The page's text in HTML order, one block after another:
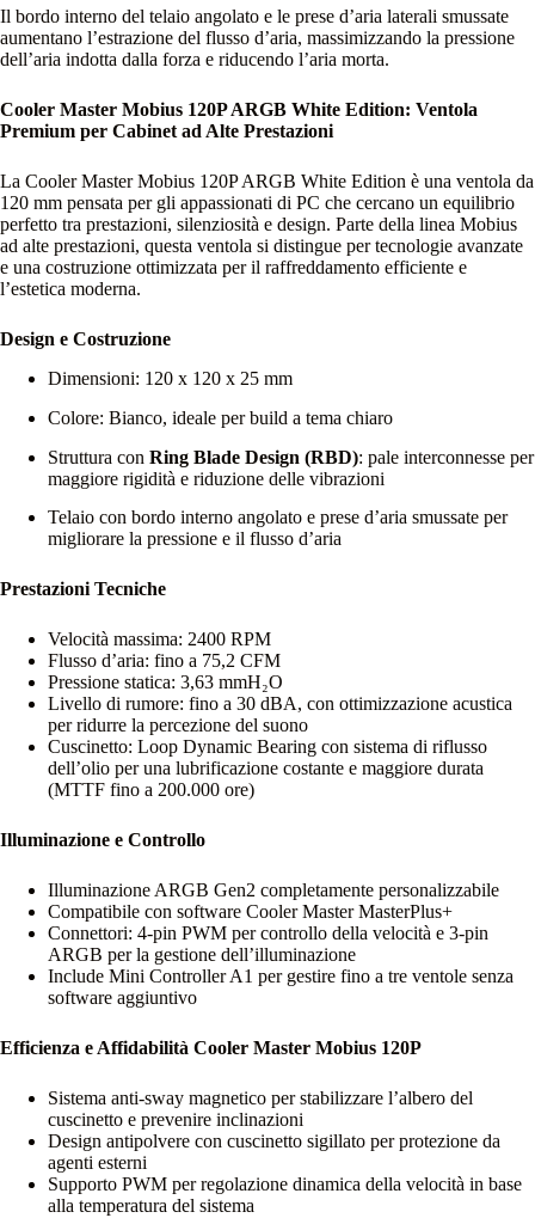
Il bordo interno del telaio angolato e le prese d’aria laterali smussate
aumentano l’estrazione del flusso d’aria, massimizzando la pressione
dell’aria indotta dalla forza e riducendo l’aria morta.
Cooler Master Mobius 120P ARGB White Edition: Ventola
Premium per Cabinet ad Alte Prestazioni
La Cooler Master Mobius 120P ARGB White Edition è una ventola da
120 mm pensata per gli appassionati di PC che cercano un equilibrio
perfetto tra prestazioni, silenziosità e design. Parte della linea Mobius
ad alte prestazioni, questa ventola si distingue per tecnologie avanzate
e una costruzione ottimizzata per il raffreddamento efficiente e
l’estetica moderna.
Design e Costruzione
Dimensioni: 120 x 120 x 25 mm
Colore: Bianco, ideale per build a tema chiaro
Struttura con Ring Blade Design (RBD): pale interconnesse per
maggiore rigidità e riduzione delle vibrazioni
Telaio con bordo interno angolato e prese d’aria smussate per
migliorare la pressione e il flusso d’aria
Prestazioni Tecniche
Velocità massima: 2400 RPM
Flusso d’aria: fino a 75,2 CFM
Pressione statica: 3,63 mmH₂O
Livello di rumore: fino a 30 dBA, con ottimizzazione acustica
per ridurre la percezione del suono
Cuscinetto: Loop Dynamic Bearing con sistema di riflusso
dell’olio per una lubrificazione costante e maggiore durata
(MTTF fino a 200.000 ore)
Illuminazione e Controllo
Illuminazione ARGB Gen2 completamente personalizzabile
Compatibile con software Cooler Master MasterPlus+
Connettori: 4-pin PWM per controllo della velocità e 3-pin
ARGB per la gestione dell’illuminazione
Include Mini Controller A1 per gestire fino a tre ventole senza
software aggiuntivo
Efficienza e Affidabilità Cooler Master Mobius 120P
Sistema anti-sway magnetico per stabilizzare l’albero del
cuscinetto e prevenire inclinazioni
Design antipolvere con cuscinetto sigillato per protezione da
agenti esterni
Supporto PWM per regolazione dinamica della velocità in base
alla temperatura del sistema